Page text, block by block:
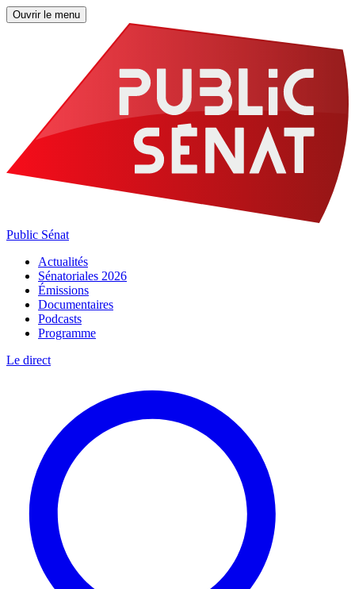
Ouvrir le menu
Public Sénat
Actualités
Sénatoriales 2026
Émissions
Documentaires
Podcasts
Programme
Le direct